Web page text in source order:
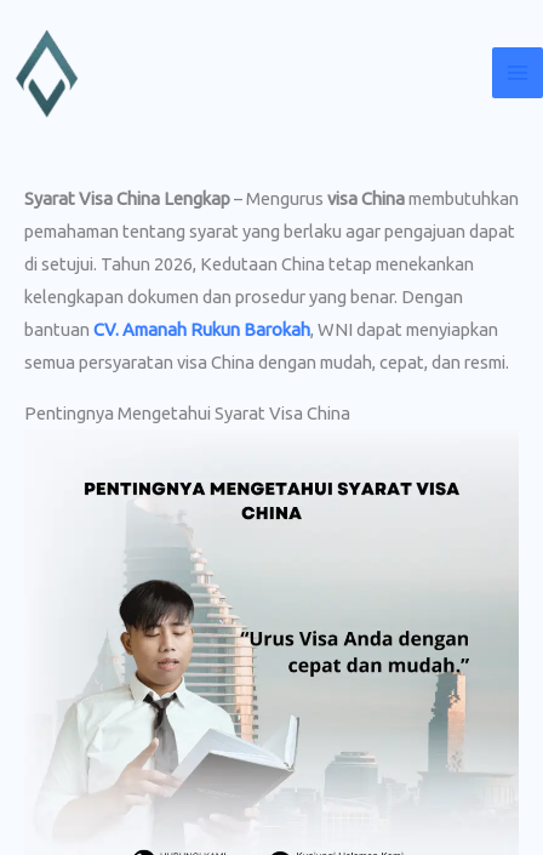
konten
Syarat Visa China Lengkap– Mengurus visa Chinamembutuhkan
pemahaman tentang syarat yang berlaku agar pengajuan dapat
di setujui. Tahun 2026, Kedutaan China tetap menekankan
kelengkapan dokumen dan prosedur yang benar. Dengan
bantuan CV. Amanah Rukun Barokah, WNI dapat menyiapkan
semua persyaratan visa China dengan mudah, cepat, dan resmi.
Pentingnya Mengetahui Syarat Visa China